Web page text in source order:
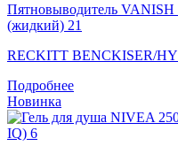
Пятновыводитель
(жидкий) 21
RECKITT BENCKISER/
Подробнее
Новинка